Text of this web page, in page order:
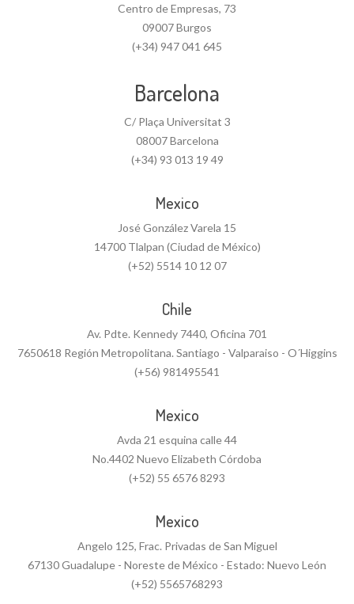
Centro de Empresas, 73
09007 Burgos
(+34) 947 041 645
Barcelona
C/ Plaça Universitat 3
08007 Barcelona
(+34) 93 013 19 49
Mexico
José González Varela 15
14700 Tlalpan (Ciudad de México)
(+52) 5514 10 12 07
Chile
Av. Pdte. Kennedy 7440, Oficina 701
7650618 Región Metropolitana. Santiago - Valparaiso - O´Higgins
(+56) 981495541
Mexico
Avda 21 esquina calle 44
No.4402 Nuevo Elizabeth Córdoba
(+52) 55 6576 8293
Mexico
Angelo 125, Frac. Privadas de San Miguel
67130 Guadalupe - Noreste de México - Estado: Nuevo León
(+52) 5565768293